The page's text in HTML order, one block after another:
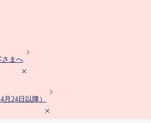
さまへ
24日以降）